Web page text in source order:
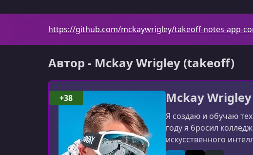
https://github.com/mckaywrigley/takeoff-notes-app-
Автор - Mckay Wrigley (takeoff)
Mckay
Я создаю и обучаю
году я бросил
искусственного
продукт с
+38